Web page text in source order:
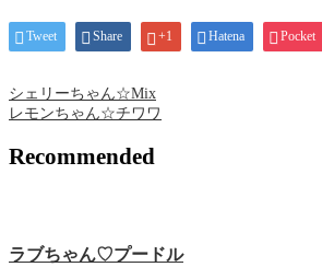
Tweet Share +1 Hatena Pocket
シェリーちゃん☆Mix
レモンちゃん☆チワワ
Recommended
ラブちゃん♡プードル